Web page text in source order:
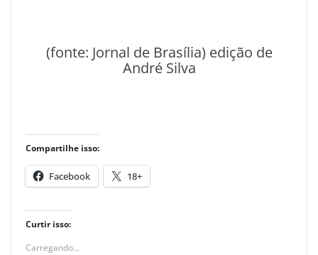
(fonte: Jornal de Brasília) edição de
André Silva
Compartilhe isso:
Facebook 18+
Curtir isso:
Carregando...